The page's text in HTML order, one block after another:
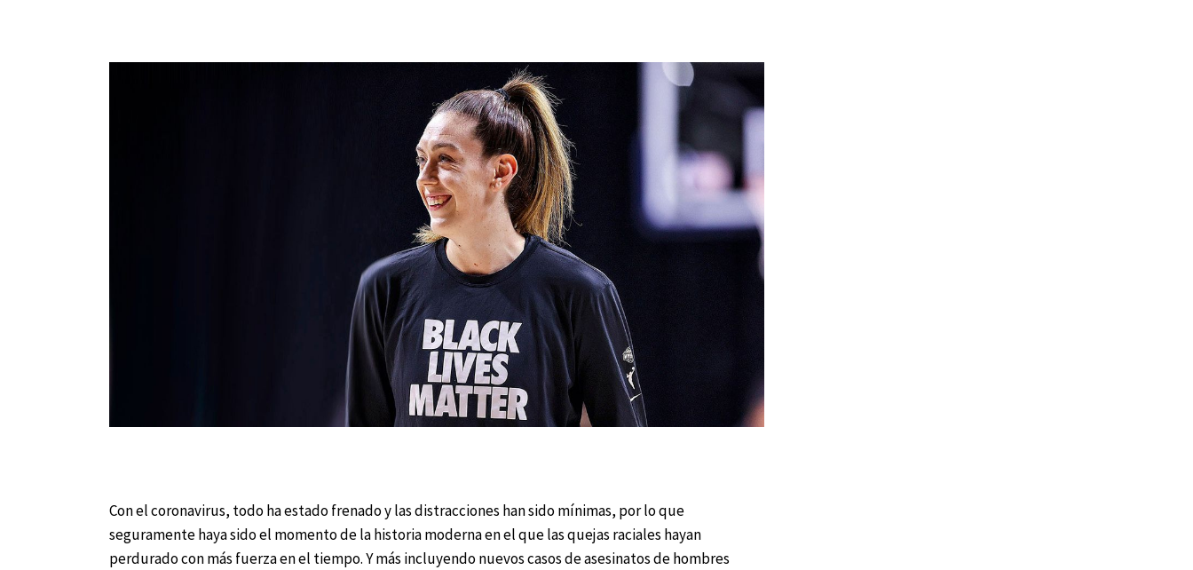
Con el coronavirus, todo ha estado frenado y las distracciones han sido mínimas, por lo que
seguramente haya sido el momento de la historia moderna en el que las quejas raciales hayan
perdurado con más fuerza en el tiempo. Y más incluyendo nuevos casos de asesinatos de hombres